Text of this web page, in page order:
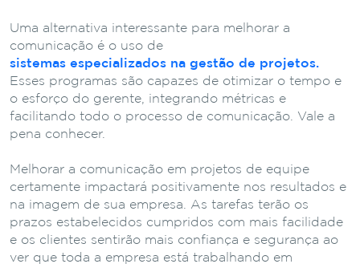
Uma alternativa interessante para melhorar a
comunicação é o uso de
sistemas especializados na gestão de projetos.
Esses programas são capazes de otimizar o tempo e
o esforço do gerente, integrando métricas e
facilitando todo o processo de comunicação. Vale a
pena conhecer.
Melhorar a comunicação em projetos de equipe
certamente impactará positivamente nos resultados e
na imagem de sua empresa. As tarefas terão os
prazos estabelecidos cumpridos com mais facilidade
e os clientes sentirão mais confiança e segurança ao
ver que toda a empresa está trabalhando em